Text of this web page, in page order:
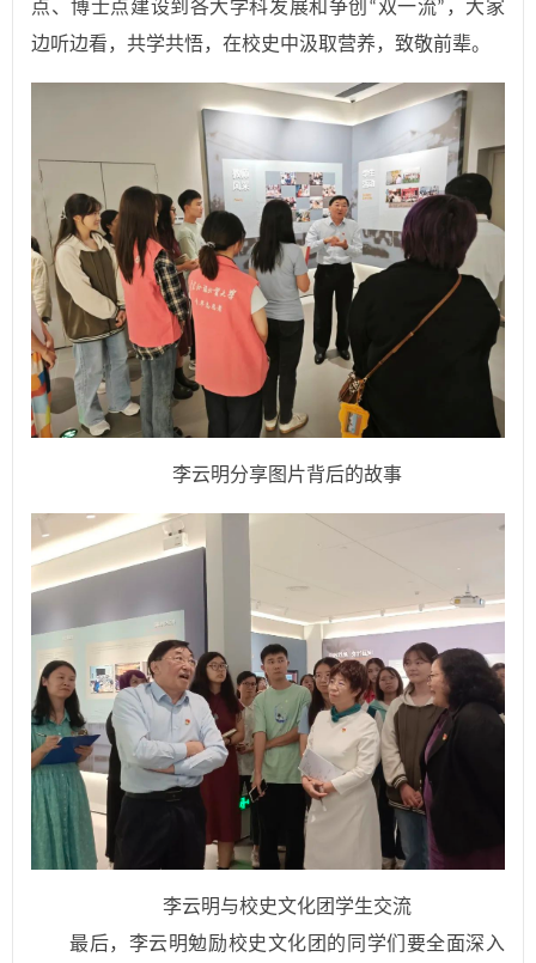
点、博士点建设到各大学科发展和争创 “双一流” ，大家
边听边看，共学共悟，在校史中汲取营养，致敬前辈。
李云明分享图片背后的故事
李云明与校史文化团学生交流
最后，李云明勉励校史文化团的同学们要全面深入